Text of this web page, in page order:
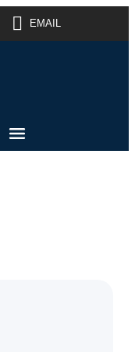
EMAIL